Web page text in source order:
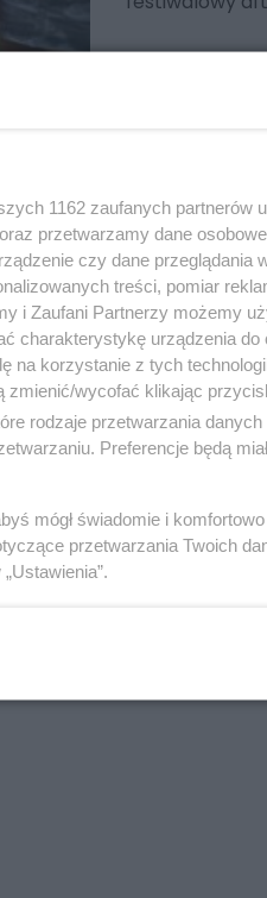
1162 zaufanych partnerów
przetwarzamy dane
czy dane przeglądania
treści, pomiar
i Zaufani Partnerzy możemy
charakterystykę urządzenia do
na korzystanie z tych
zmienić/wycofać klikając
rodzaje przetwarzania
Preferencje będą
mógł świadomie i
przetwarzania Twoich